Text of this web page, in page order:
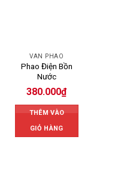
VAN PHAO
Phao Điện Bồn
Nước
380.000₫
THÊM VÀO
GIỎ HÀNG